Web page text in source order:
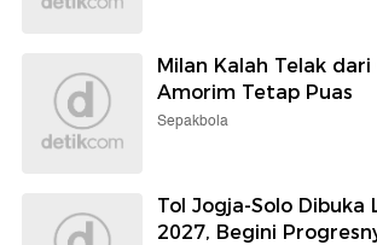
Milan Kalah Telak dari
Amorim Tetap Puas
Sepakbola
Tol Jogja-Solo Dibuka
2027, Begini